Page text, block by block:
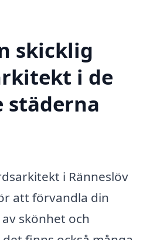
skicklig
i de
städerna
i Ränneslöv
att förvandla din
skönhet och